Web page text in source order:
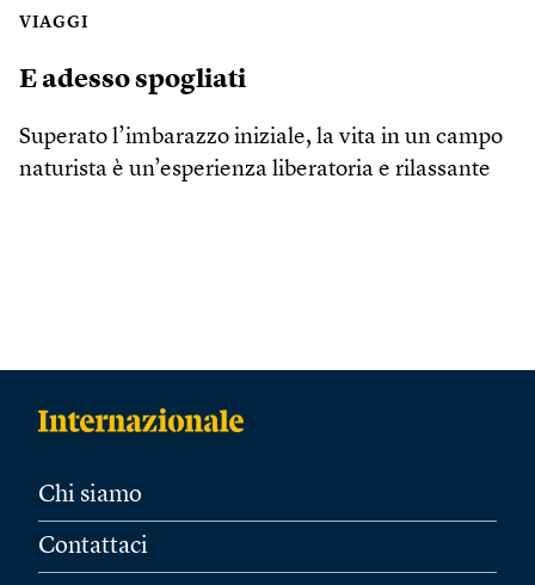
VIAGGI
E adesso spogliati
Superato l’imbarazzo iniziale, la vita in un campo
naturista è un’esperienza liberatoria e rilassante
Chi siamo
Contattaci